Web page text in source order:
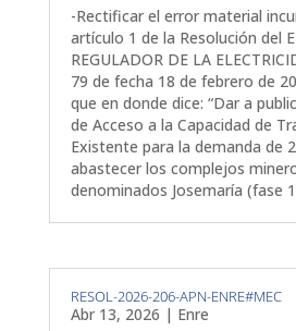
-Rectificar el error material
artículo 1 de la Resolución del
REGULADOR DE LA
79 de fecha 18 de febrero de
que en donde dice: “Dar a
de Acceso a la Capacidad de
Existente para la demanda de
abastecer los complejos
denominados Josemaría (fase
RESOL-2026-206-APN-ENRE#MEC
Abr 13, 2026 | Enre